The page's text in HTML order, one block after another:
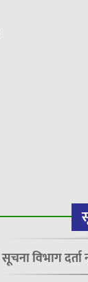
सूचना विभाग